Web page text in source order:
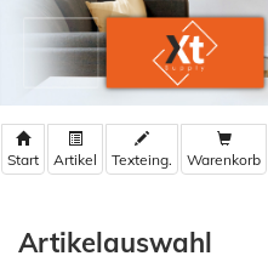
Warenkorb
Artikelauswahl